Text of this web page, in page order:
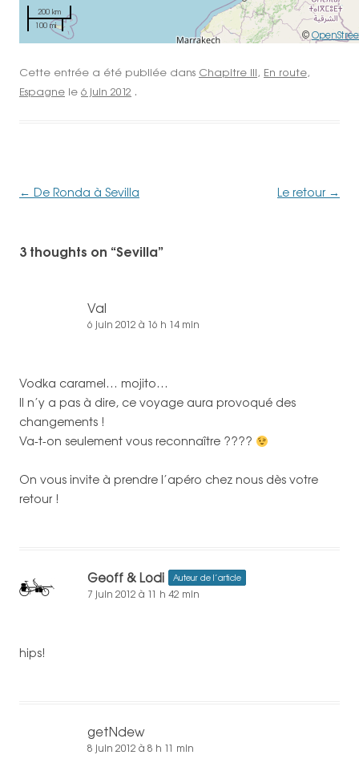
©
200 km
100 mi
Cette entrée a été publiée dans Chapitre III, En route,
Espagne le 6 juin 2012 .
Navigation
← De Ronda à Sevilla Le retour →
3 thoughts on “Sevilla”
Val
6 juin 2012 à 16 h 14 min
Vodka caramel… mojito…
Il n’y a pas à dire, ce voyage aura provoqué des
changements !
Va-t-on seulement vous reconnaître ????
On vous invite à prendre l’apéro chez nous dès votre
retour !
Geoff & Lodi Auteur de l’article
7 juin 2012 à 11 h 42 min
hips!
getNdew
8 juin 2012 à 8 h 11 min